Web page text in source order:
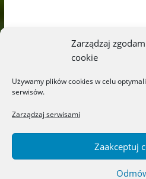
Zarządzaj
cookie
Używamy plików cookies w celu
serwisów.
Zarządzaj serwisami
Zaakceptuj